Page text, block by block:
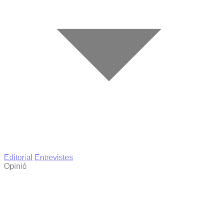
Editorial
Entrevistes
Opinió